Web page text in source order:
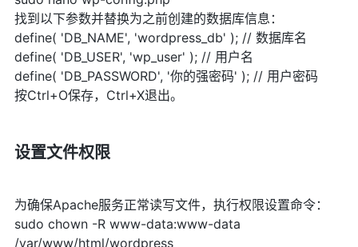
找到以下参数并替换为之前创建的数据库信息：
define( 'DB_NAME', 'wordpress_db' ); // 数据库名
define( 'DB_USER', 'wp_user' ); // 用户名
define( 'DB_PASSWORD', '你的强密码' ); // 用户密码
按Ctrl+O保存，Ctrl+X退出。
设置文件权限
为确保Apache服务正常读写文件，执行权限设置命令：
sudo chown -R www-data:www-data
/var/www/html/wordpress